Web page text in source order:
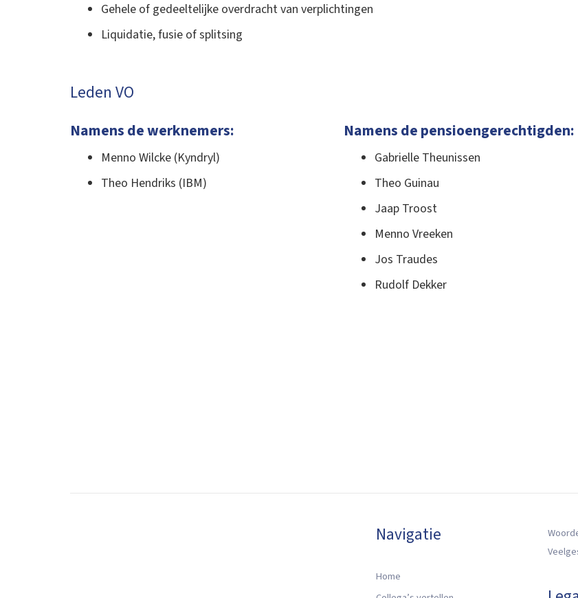
Gehele of gedeeltelijke overdracht van verplichtingen
Liquidatie, fusie of splitsing
Leden VO
Namens de werknemers:
Menno Wilcke (Kyndryl)
Theo Hendriks (IBM)
Namens de pensioengerechtigden:
Gabrielle Theunissen
Theo Guinau
Jaap Troost
Menno Vreeken
Jos Traudes
Rudolf Dekker
Navigatie
Home